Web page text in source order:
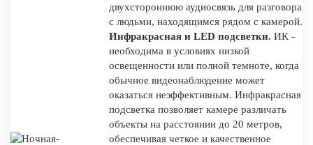
двухстороннюю аудиосвязь для разговора
с людьми, находящимся рядом с камерой.
Инфракрасная и LED подсветки. ИК -
необходима в условиях низкой
освещенности или полной темноте, когда
обычное видеонаблюдение может
оказаться неэффективным. Инфракрасная
подсветка позволяет камере различать
объекты на расстоянии до 20 метров,
обеспечивая четкое и качественное